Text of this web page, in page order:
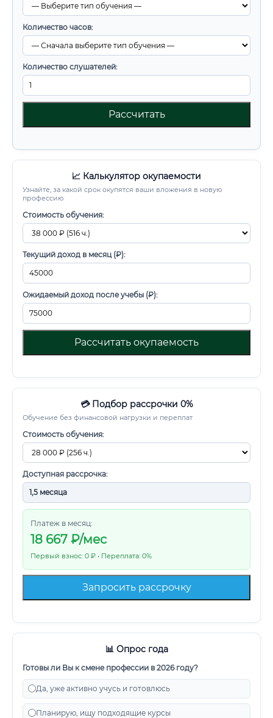
Количество часов:
Количество слушателей:
Рассчитать
📈 Калькулятор окупаемости
Узнайте, за какой срок окупятся ваши вложения в новую
профессию
Стоимость обучения:
Текущий доход в месяц (₽):
Ожидаемый доход после учебы (₽):
Рассчитать окупаемость
💳 Подбор рассрочки 0%
Обучение без финансовой нагрузки и переплат
Стоимость обучения:
Доступная рассрочка:
Платеж в месяц:
18 667 ₽/мес
Первый взнос: 0 ₽ • Переплата: 0%
Запросить рассрочку
📊 Опрос года
Готовы ли Вы к смене профессии в 2026 году?
Да, уже активно учусь и готовлюсь
Планирую, ищу подходящие курсы